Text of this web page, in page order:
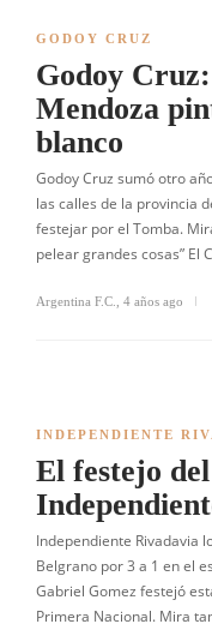
GODOY CRUZ
Godoy
Mendoza
blanco
Godoy Cruz sumó otro
las calles de la provincia
festejar por el Tomba.
pelear grandes cosas” El
Argentina F.C. 4 años ago
INDEPENDIENTE
El festejo
Independiente Rivadavia
Belgrano por 3 a 1 en el
Gabriel Gomez festejó
Primera Nacional. Mira